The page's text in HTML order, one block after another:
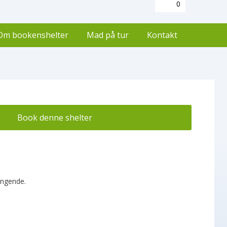
0
bookenshelter Mad på tur Kontakt
Book denne shelter